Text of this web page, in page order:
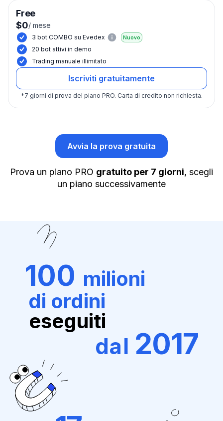
Free
$0/ mese
3 bot COMBO su Evedex Nuovo
20 bot attivi in demo
Trading manuale illimitato
Iscriviti gratuitamente
*7 giorni di prova del piano PRO. Carta di credito non richiesta.
Avvia la prova gratuita
Prova un piano PRO gratuito per 7 giorni, scegli
un piano successivamente
100 milioni
di ordini
eseguiti
dal 2017